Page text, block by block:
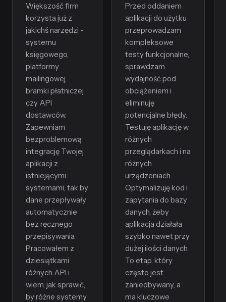
Większość firm
korzysta już z
jakichś narzędzi -
systemu
księgowego,
platformy
mailingowej,
bramki płatniczej
czy API
dostawców.
Zapewniam
bezproblemową
integrację Twojej
aplikacji z
istniejącymi
systemami, tak by
dane przepływały
automatycznie
bez ręcznego
przepisywania.
Pracowałem z
dziesiątkami
różnych API i
wiem, jak sprawić,
by różne systemy
Przed oddaniem
aplikacji do użytku
przeprowadzam
kompleksowe
testy funkcjonalne,
sprawdzam
wydajność pod
obciążeniem i
eliminuję
potencjalne błędy.
Testuję aplikację w
różnych
przeglądarkach i na
różnych
urządzeniach.
Optymalizuję kod i
zapytania do bazy
danych, żeby
aplikacja działała
szybko nawet przy
dużej ilości danych.
To etap, który
często jest
zaniedbywany, a
ma kluczowe